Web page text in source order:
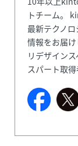
トチーム。
最新テクノ
情報をお届
リデザイン
スパート取得